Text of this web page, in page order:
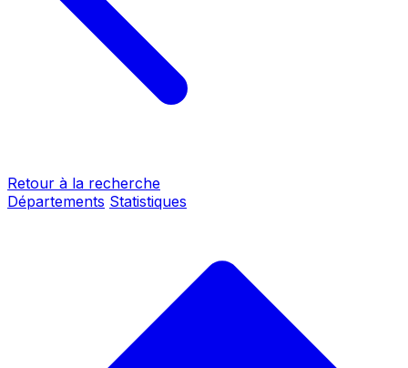
Retour à la recherche
Départements Statistiques